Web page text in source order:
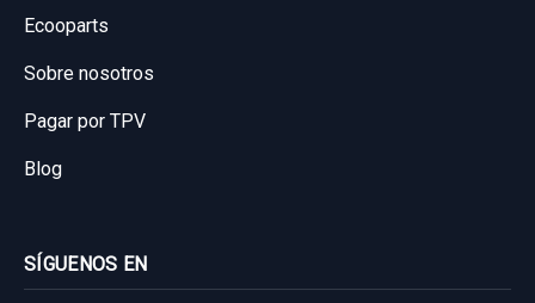
Ecooparts
Sobre nosotros
Pagar por TPV
Blog
SÍGUENOS EN